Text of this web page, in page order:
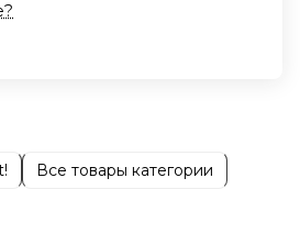
Все товары категории